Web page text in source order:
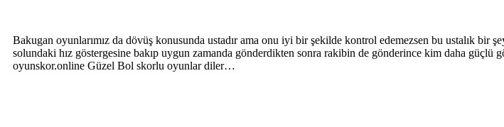
Bakugan oyunlarımız da dövüş konusunda ustadır ama onu iyi bir şekilde kontrol edemezsen bu ustalık bir
solundaki hız göstergesine bakıp uygun zamanda gönderdikten sonra rakibin de gönderince kim daha
oyunskor.online Güzel Bol skorlu oyunlar diler…